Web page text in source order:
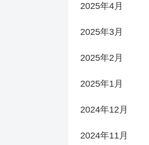
2025年4月
2025年3月
2025年2月
2025年1月
2024年12月
2024年11月